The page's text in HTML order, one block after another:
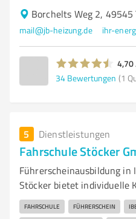
Borchelts Weg 2, 49545
mail@jb-heizung.de ihr-
4,70
34 Bewertungen (1
5 Dienstleistungen
Fahrschule Stöcker
Führerscheinausbildung in
Stöcker bietet individuelle
FAHRSCHULE FÜHRERSCHEIN